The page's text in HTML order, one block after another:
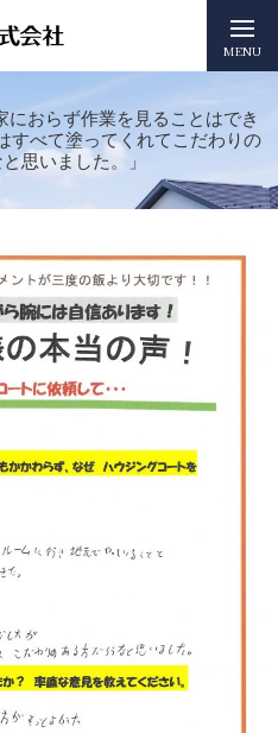
MENU
おらず作業を見ることはでき
すべて塗ってくれてこだわりの
思いました。」